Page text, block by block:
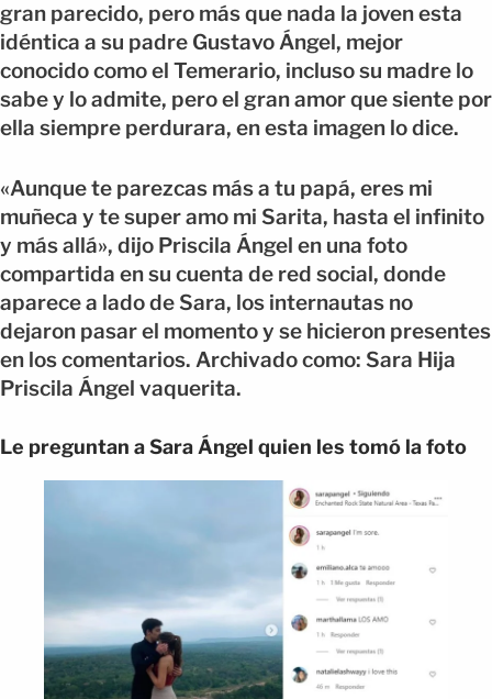
gran parecido, pero más que nada la joven esta
idéntica a su padre Gustavo Ángel, mejor
conocido como el Temerario, incluso su madre lo
sabe y lo admite, pero el gran amor que siente por
ella siempre perdurara, en esta imagen lo dice.
«Aunque te parezcas más a tu papá, eres mi
muñeca y te super amo mi Sarita, hasta el infinito
y más allá», dijo Priscila Ángel en una foto
compartida en su cuenta de red social, donde
aparece a lado de Sara, los internautas no
dejaron pasar el momento y se hicieron presentes
en los comentarios. Archivado como: Sara Hija
Priscila Ángel vaquerita.
Le preguntan a Sara Ángel quien les tomó la foto